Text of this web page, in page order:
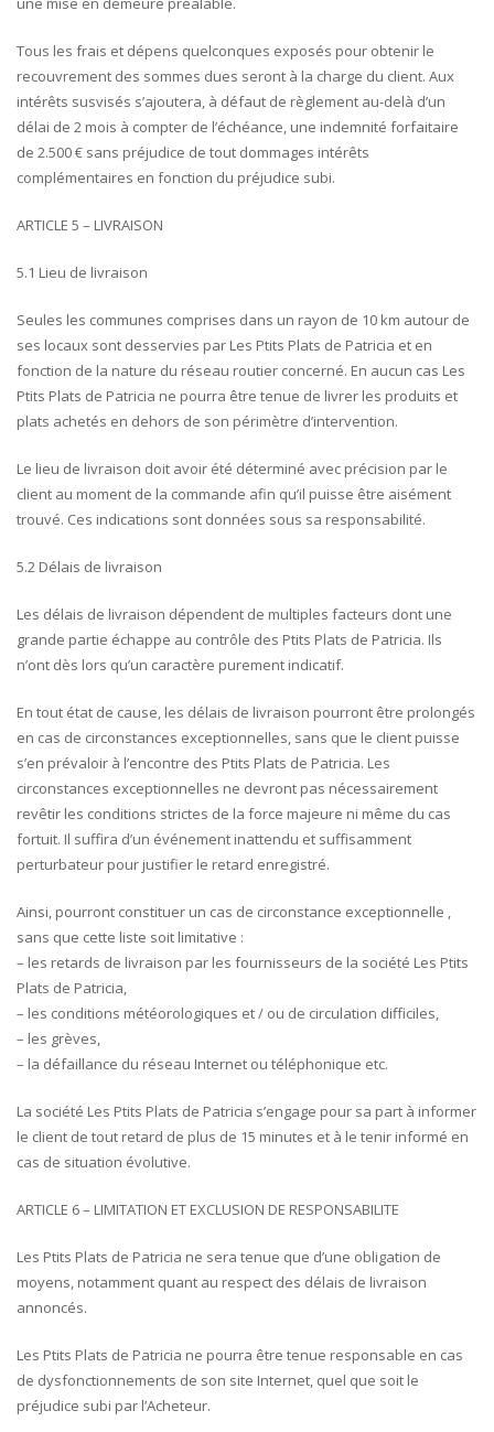
Tous les frais et dépens quelconques exposés pour obtenir le
recouvrement des sommes dues seront à la charge du client. Aux
intérêts susvisés s’ajoutera, à défaut de règlement au-delà d’un
délai de 2 mois à compter de l’échéance, une indemnité forfaitaire
de 2.500 € sans préjudice de tout dommages intérêts
complémentaires en fonction du préjudice subi.
ARTICLE 5 – LIVRAISON
5.1 Lieu de livraison
Seules les communes comprises dans un rayon de 10 km autour de
ses locaux sont desservies par Les Ptits Plats de Patricia et en
fonction de la nature du réseau routier concerné. En aucun cas Les
Ptits Plats de Patricia ne pourra être tenue de livrer les produits et
plats achetés en dehors de son périmètre d’intervention.
Le lieu de livraison doit avoir été déterminé avec précision par le
client au moment de la commande afin qu’il puisse être aisément
trouvé. Ces indications sont données sous sa responsabilité.
5.2 Délais de livraison
Les délais de livraison dépendent de multiples facteurs dont une
grande partie échappe au contrôle des Ptits Plats de Patricia. Ils
n’ont dès lors qu’un caractère purement indicatif.
En tout état de cause, les délais de livraison pourront être prolongés
en cas de circonstances exceptionnelles, sans que le client puisse
s’en prévaloir à l’encontre des Ptits Plats de Patricia. Les
circonstances exceptionnelles ne devront pas nécessairement
revêtir les conditions strictes de la force majeure ni même du cas
fortuit. Il suffira d’un événement inattendu et suffisamment
perturbateur pour justifier le retard enregistré.
Ainsi, pourront constituer un cas de circonstance exceptionnelle ,
sans que cette liste soit limitative :
– les retards de livraison par les fournisseurs de la société Les Ptits
Plats de Patricia,
– les conditions météorologiques et / ou de circulation difficiles,
– les grèves,
– la défaillance du réseau Internet ou téléphonique etc.
La société Les Ptits Plats de Patricia s’engage pour sa part à informer
le client de tout retard de plus de 15 minutes et à le tenir informé en
cas de situation évolutive.
ARTICLE 6 – LIMITATION ET EXCLUSION DE RESPONSABILITE
Les Ptits Plats de Patricia ne sera tenue que d’une obligation de
moyens, notamment quant au respect des délais de livraison
annoncés.
Les Ptits Plats de Patricia ne pourra être tenue responsable en cas
de dysfonctionnements de son site Internet, quel que soit le
préjudice subi par l’Acheteur.